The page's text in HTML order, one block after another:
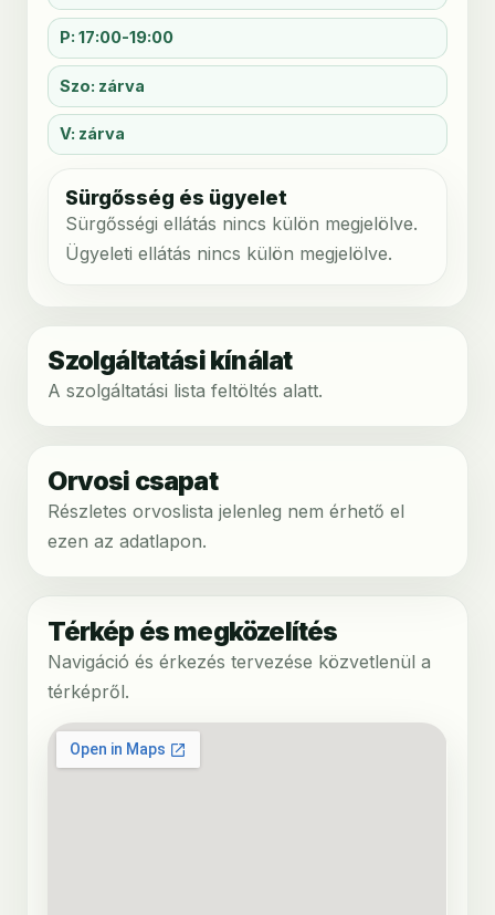
P: 17:00-19:00
Szo: zárva
V: zárva
Sürgősség és ügyelet
Sürgősségi ellátás nincs külön megjelölve.
Ügyeleti ellátás nincs külön megjelölve.
Szolgáltatási kínálat
A szolgáltatási lista feltöltés alatt.
Orvosi csapat
Részletes orvoslista jelenleg nem érhető el
ezen az adatlapon.
Térkép és megközelítés
Navigáció és érkezés tervezése közvetlenül a
térképről.